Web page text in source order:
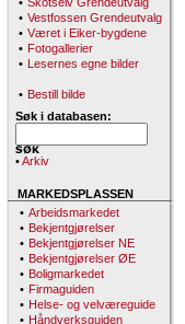
• Vestfossen Grendeutvalg
• Været i Eiker-bygdene
• Fotogallerier
• Lesernes egne bilder
• Bestill bilde
Søk i databasen:
•Arkiv
MARKEDSPLASSEN
• Arbeidsmarkedet
• Bekjentgjørelser
• Bekjentgjørelser NE
• Bekjentgjørelser ØE
• Boligmarkedet
• Firmaguiden
• Helse- og velværeguide
• Håndverksguiden